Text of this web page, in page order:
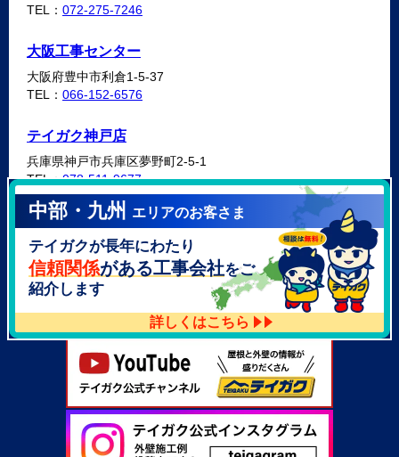
TEL： 072-275-7246
大阪工事センター
大阪府豊中市利倉1-5-37
TEL： 066-152-6576
テイガク神戸店
兵庫県神戸市兵庫区夢野町2-5-1
TEL：078-511-9677
テイガク泉北・泉南店
大阪府泉北郡忠岡町高月南3-14
TEL：072-521-2637
中部・九州 エリアのお客さま
テイガクが長年にわたり
信頼関係がある工事会社をご
紹介します
詳しくはこちら